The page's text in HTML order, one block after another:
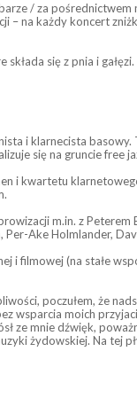
barze / za
– na każdy koncert
składa się z pnia i
i klarnecista basowy.
się na gruncie free
i kwartetu
m.in. z
Ake Holmlander,
i filmowej (na stałe
poczułem, że
wsparcia moich
ze mnie dźwięk,
żydowskiej. Na tej